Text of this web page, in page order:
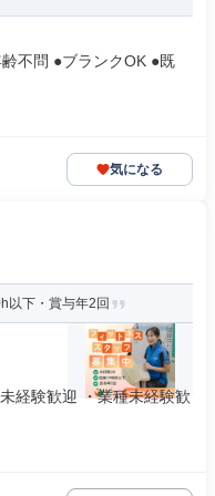
不問 ●ブランクOK ●既
気になる
以下・賞与年2回
経験歓迎 ・業種未経験歓